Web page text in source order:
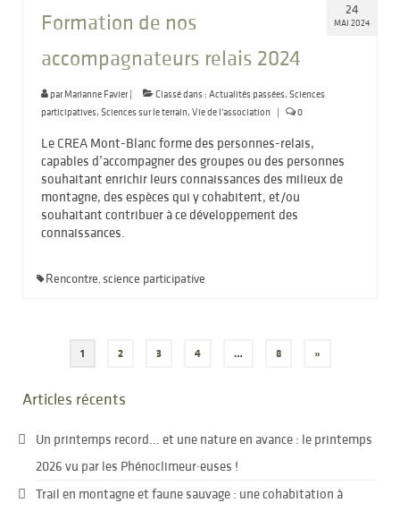
24
MAI 2024
Formation de nos
accompagnateurs relais 2024
parMarianne Favier| Classé dans : Actualités passées, Sciences
participatives, Sciences sur le terrain, Vie de l'association | 0
Le CREA Mont-Blanc forme des personnes-relais,
capables d’accompagner des groupes ou des personnes
souhaitant enrichir leurs connaissances des milieux de
montagne, des espèces qui y cohabitent, et/ou
souhaitant contribuer à ce développement des
connaissances.
Rencontre, science participative
Pagination
des
1 2 3 4 … 8 »
Articles récents
Un printemps record… et une nature en avance : le printemps
2026 vu par les Phénoclimeur·euses !
Trail en montagne et faune sauvage : une cohabitation à